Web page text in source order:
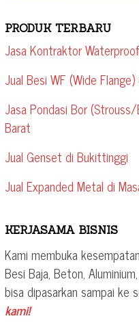
PRODUK TERBARU
Jasa Kontraktor
Jual Besi WF (Wide
Jasa Pondasi Bor
Barat
Jual Genset di Bukittinggi
Jual Expanded Metal di
KERJASAMA BISNIS
Kami membuka
Besi Baja, Beton,
bisa dipasarkan sampai ke
kami!